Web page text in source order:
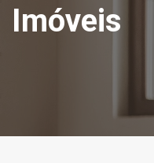
Imóveis